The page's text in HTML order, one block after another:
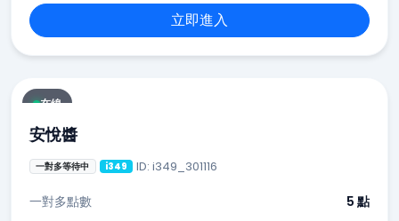
立即進入
在線
安悅醬
一對多等待中 i349 ID: i349_301116
一對多點數
5 點